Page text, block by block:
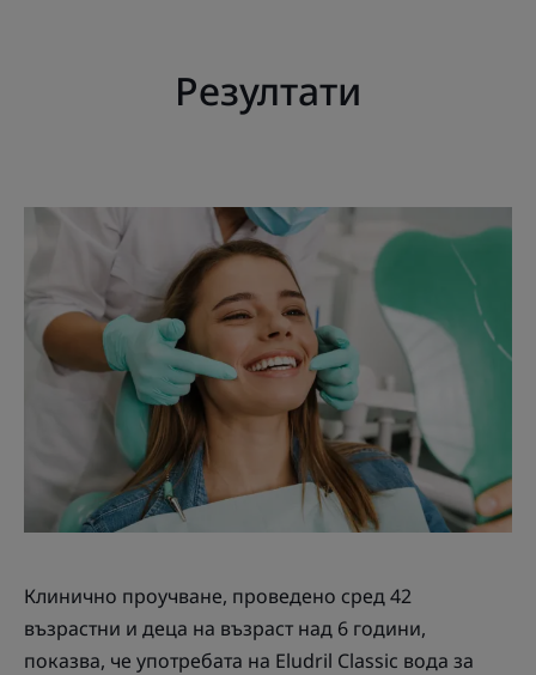
Резултати
Клинично проучване, проведено сред 42
възрастни и деца на възраст над 6 години,
показва, че употребата на Eludril Classic вода за